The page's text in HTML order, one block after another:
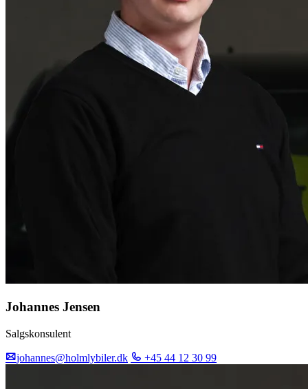
Johannes Jensen
Salgskonsulent
johannes@holmlybiler.dk +45 44 12 30 99